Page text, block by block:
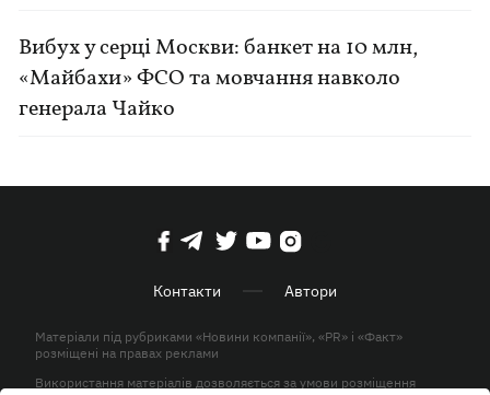
Вибух у серці Москви: банкет на 10 млн,
«Майбахи» ФСО та мовчання навколо
генерала Чайко
Контакти Автори
Матеріали під рубриками «Новини компанії», «PR» і «Факт»
розміщені на правах реклами
Використання матеріалів дозволяється за умови розміщення